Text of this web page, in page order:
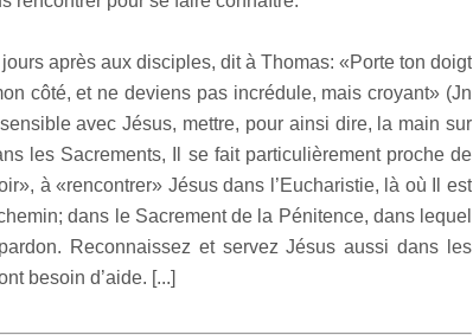
après aux disciples, dit à Thomas: «Porte ton doigt
côté, et ne deviens pas incrédule, mais croyant» (Jn
avec Jésus, mettre, pour ainsi dire, la main sur
les Sacrements, Il se fait particulièrement proche de
à «rencontrer» Jésus dans l’Eucharistie, là où Il est
dans le Sacrement de la Pénitence, dans lequel
Reconnaissez et servez Jésus aussi dans les
besoin d’aide. [...]